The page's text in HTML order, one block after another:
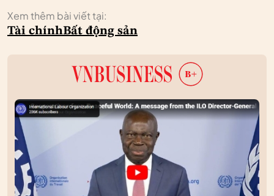
Xem thêm bài viết tại:
Tài chínhBất động sản